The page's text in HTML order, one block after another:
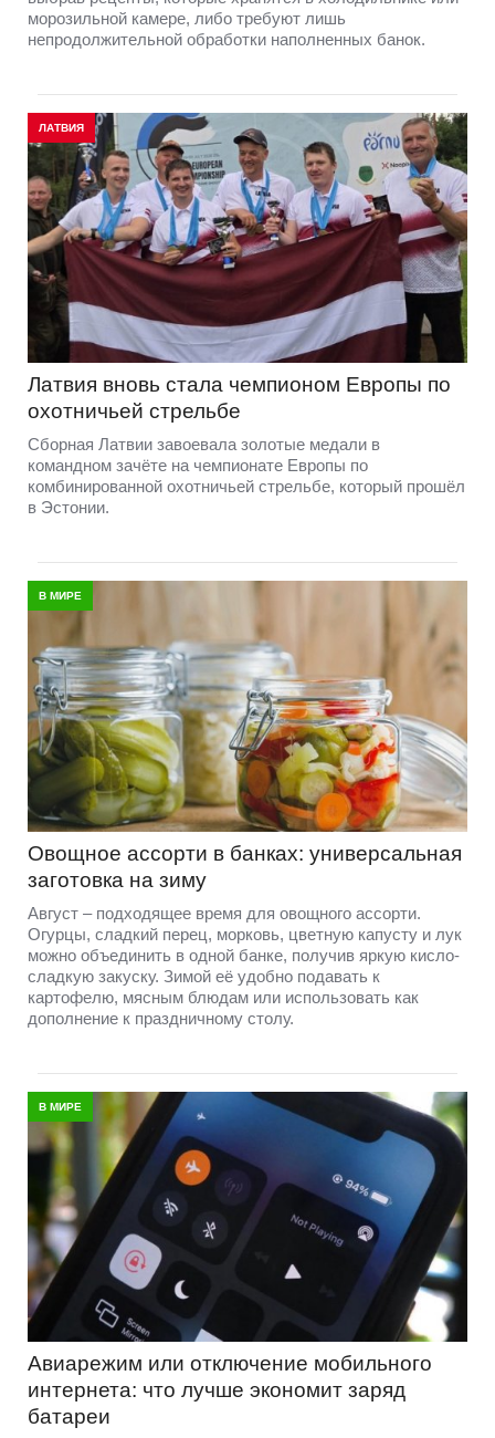
морозильной камере, либо требуют лишь
непродолжительной обработки наполненных банок.
ЛАТВИЯ
Латвия вновь стала чемпионом Европы по
охотничьей стрельбе
Сборная Латвии завоевала золотые медали в
командном зачёте на чемпионате Европы по
комбинированной охотничьей стрельбе, который прошёл
в Эстонии.
В МИРЕ
Овощное ассорти в банках: универсальная
заготовка на зиму
Август – подходящее время для овощного ассорти.
Огурцы, сладкий перец, морковь, цветную капусту и лук
можно объединить в одной банке, получив яркую кисло-
сладкую закуску. Зимой её удобно подавать к
картофелю, мясным блюдам или использовать как
дополнение к праздничному столу.
В МИРЕ
Авиарежим или отключение мобильного
интернета: что лучше экономит заряд
батареи